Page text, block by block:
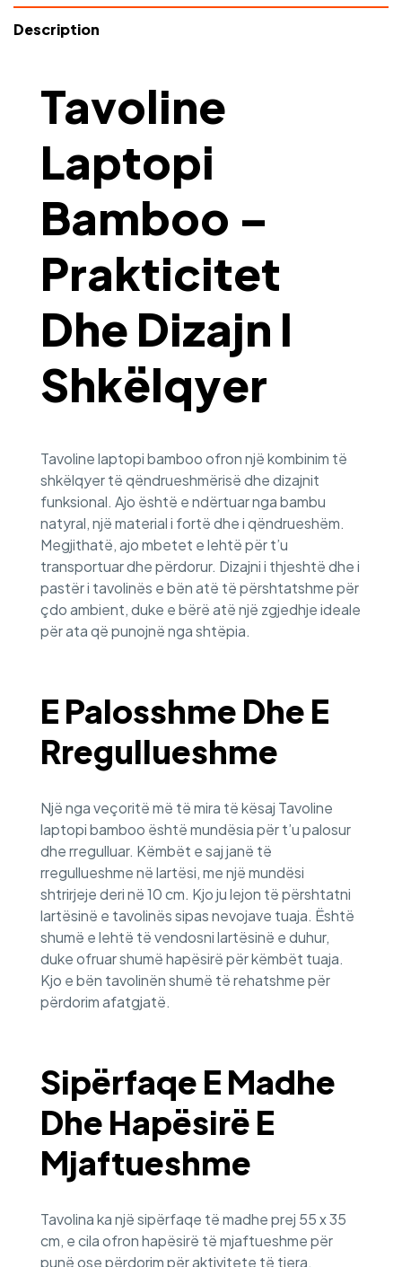
Description
Tavoline
Laptopi
Bamboo –
Prakticitet
Dhe Dizajn I
Shkëlqyer
Tavoline laptopi bamboo ofron një kombinim të
shkëlqyer të qëndrueshmërisë dhe dizajnit
funksional. Ajo është e ndërtuar nga bambu
natyral, një material i fortë dhe i qëndrueshëm.
Megjithatë, ajo mbetet e lehtë për t’u
transportuar dhe përdorur. Dizajni i thjeshtë dhe i
pastër i tavolinës e bën atë të përshtatshme për
çdo ambient, duke e bërë atë një zgjedhje ideale
për ata që punojnë nga shtëpia.
E Palosshme Dhe E
Rregullueshme
Një nga veçoritë më të mira të kësaj Tavoline
laptopi bamboo është mundësia për t’u palosur
dhe rregulluar. Këmbët e saj janë të
rregullueshme në lartësi, me një mundësi
shtrirjeje deri në 10 cm. Kjo ju lejon të përshtatni
lartësinë e tavolinës sipas nevojave tuaja. Është
shumë e lehtë të vendosni lartësinë e duhur,
duke ofruar shumë hapësirë për këmbët tuaja.
Kjo e bën tavolinën shumë të rehatshme për
përdorim afatgjatë.
Sipërfaqe E Madhe
Dhe Hapësirë E
Mjaftueshme
Tavolina ka një sipërfaqe të madhe prej 55 x 35
cm, e cila ofron hapësirë të mjaftueshme për
punë ose përdorim për aktivitete të tjera.